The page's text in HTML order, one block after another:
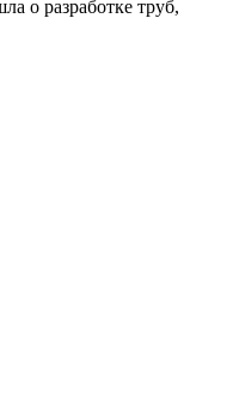
о разработке труб,